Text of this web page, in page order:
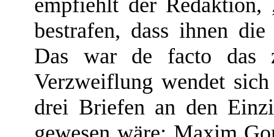
empfiehlt der
bestrafen, dass ihnen
Das war de facto das
Verzweiflung wendet
drei Briefen an den